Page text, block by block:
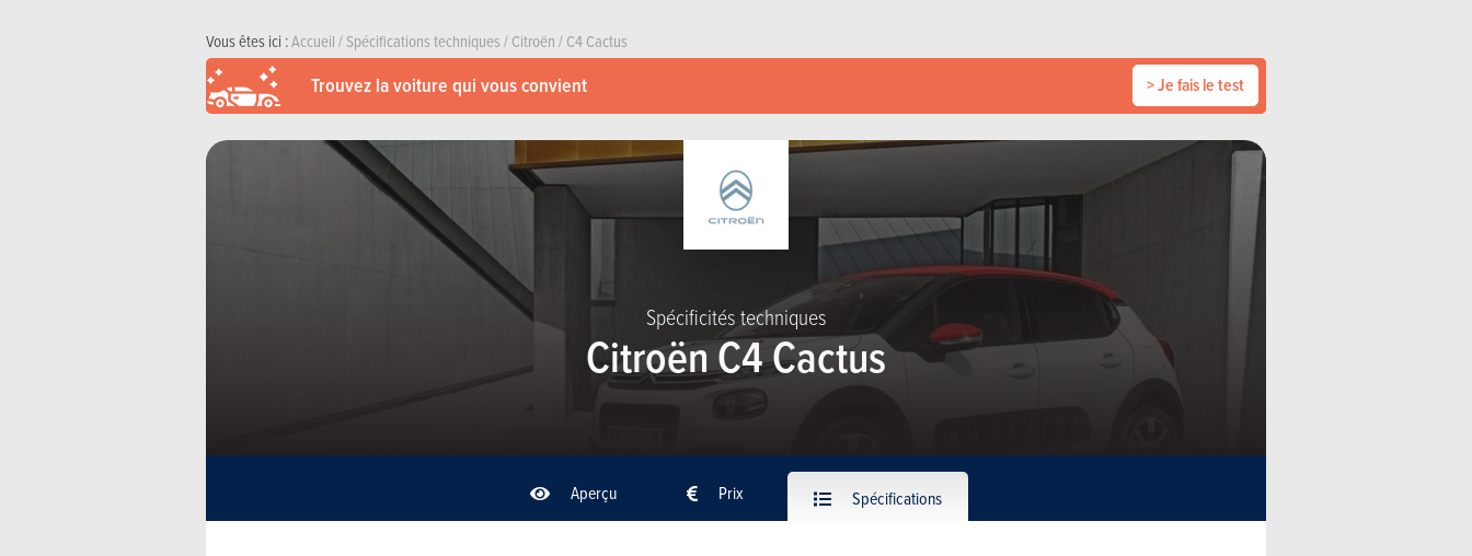
Vous êtes ici :Accueil/Spécifications techniques/Citroën/C4 Cactus
Trouvez la voiture qui vous convient > Je fais le test
Spécificités techniques
Citroën C4 Cactus
Aperçu Prix Spécifications